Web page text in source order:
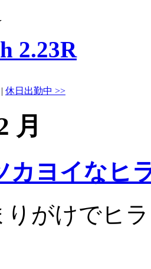
2.23R
| 休日出勤中 >>
月
カヨイなヒ
りがけでヒ